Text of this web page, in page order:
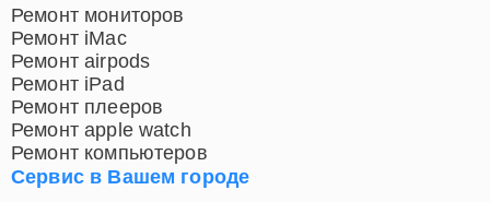
Сервис в Вашем городе
Ремонт мониторов
Ремонт iMac
Ремонт airpods
Ремонт iPad
Ремонт плееров
Ремонт apple watch
Ремонт компьютеров